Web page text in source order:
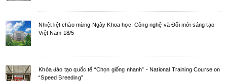
Nhiệt liệt chào mừng Ngày Khoa học, Công nghệ và Đổi mới sáng tạo
Việt Nam 18/5
Khóa đào tạo quốc tế “Chọn giống nhanh” - National Training Course on
“Speed Breeding”